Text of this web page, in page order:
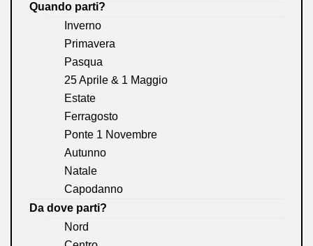
Quando parti?
Inverno
Primavera
Pasqua
25 Aprile & 1 Maggio
Estate
Ferragosto
Ponte 1 Novembre
Autunno
Natale
Capodanno
Da dove parti?
Nord